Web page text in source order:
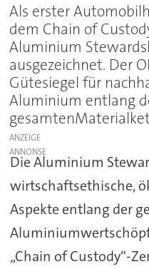
Als erster
dem Chain of
Aluminium
ausgezeichnet. Der
Gütesiegel für
Aluminium entlang
ANZEIGE
Die Aluminium
wirtschaftsethische,
Aspekte entlang der
„Chain of Custody“-